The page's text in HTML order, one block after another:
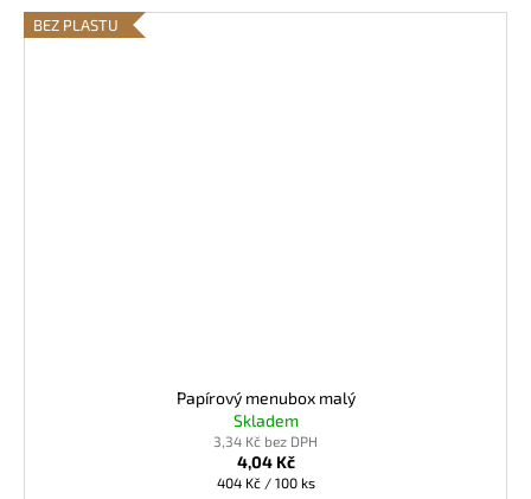
BEZ PLASTU
Papírový menubox malý
Skladem
3,34 Kč bez DPH
4,04 Kč
Měrná
404 Kč / 100 ks